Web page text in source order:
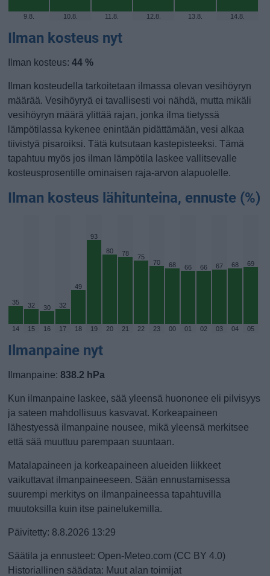
9.8. 10.8. 11.8. 12.8. 13.8. 14.8.
Ilman kosteus nyt
Ilman kosteus:44 %
Ilman kosteudella tarkoitetaan ilmassa olevan vesihöyryn
määrää. Vesihöyryä ei tavallisesti voi nähdä, mutta mikäli
vesihöyryn määrä ylittää rajan, jonka ilma tietyssä
lämpötilassa kykenee enintään pidättämään, vesi alkaa
tiivistyä pisaroiksi. Tätä kutsutaan kastepisteeksi. Tämä
tapahtuu myös jos ilman lämpötila laskee vallitsevalle
kosteusprosentille ominaisen raja-arvon alapuolelle.
Ilman kosteus lähitunteina, ennuste (%)
35 32 30 32
49
93
80
78 75
70 68 66 66 67 68 69
14 15 16 17 18 19 20 21 22 23 00 01 02 03 04 05
Ilmanpaine nyt
Ilmanpaine:838.2 hPa
Kun ilmanpaine laskee, sää yleensä huononee eli pilvisyys
ja sateen mahdollisuus kasvavat. Korkeapaineen
lähestyessä ilmanpaine nousee, mikä yleensä merkitsee
että sää muuttuu parempaan suuntaan.
Matalapaineen ja korkeapaineen alueiden liikkeet
vaikuttavat ilmanpaineeseen. Sään ennustamisessa
suurempi merkitys on ilmanpaineessa tapahtuvilla
muutoksilla kuin itse painelukemilla.
Päivitetty: 8.8.2026 13:29
Säätila ja ennusteet: Open-Meteo.com (CC BY 4.0)
Historiallinen säädata: Muut alan toimijat